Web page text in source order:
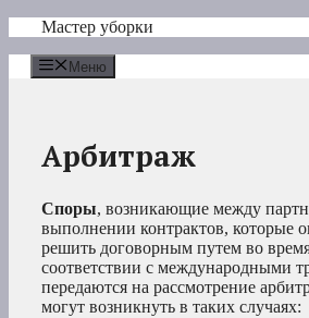
Перейти
содержимому
Мастер уборки
Меню
Арбитраж
Споры, возникающие между
выполнении контрактов, которые
решить договорным путем во
соответствии с международными
передаются на рассмотрение
могут возникнуть в таких случаях: